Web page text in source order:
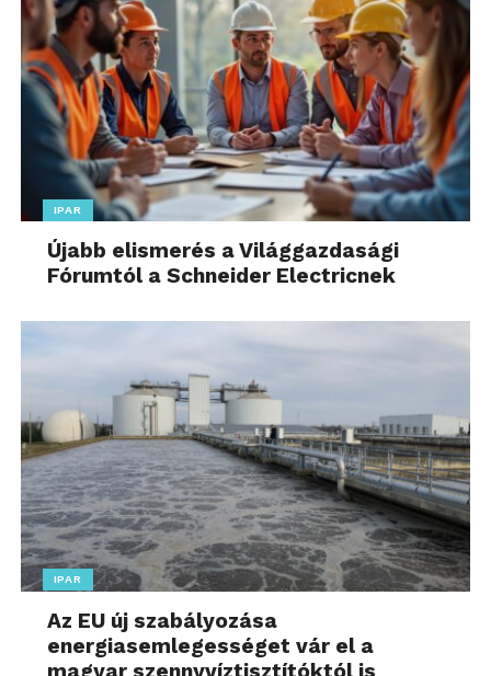
IPAR
Újabb elismerés a Világgazdasági
Fórumtól a Schneider Electricnek
IPAR
Az EU új szabályozása
energiasemlegességet vár el a
magyar szennyvíztisztítóktól is